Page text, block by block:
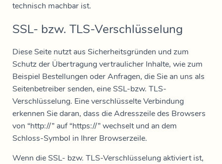
technisch machbar ist.
SSL- bzw. TLS-Verschlüsselung
Diese Seite nutzt aus Sicherheitsgründen und zum
Schutz der Übertragung vertraulicher Inhalte, wie zum
Beispiel Bestellungen oder Anfragen, die Sie an uns als
Seitenbetreiber senden, eine SSL-bzw. TLS-
Verschlüsselung. Eine verschlüsselte Verbindung
erkennen Sie daran, dass die Adresszeile des Browsers
von “http://” auf “https://” wechselt und an dem
Schloss-Symbol in Ihrer Browserzeile.
Wenn die SSL- bzw. TLS-Verschlüsselung aktiviert ist,